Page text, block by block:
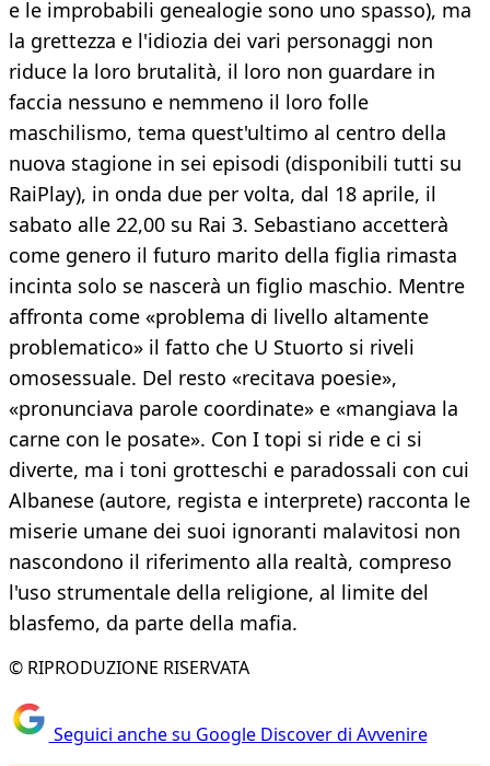
e le improbabili genealogie sono uno spasso), ma
la grettezza e l'idiozia dei vari personaggi non
riduce la loro brutalità, il loro non guardare in
faccia nessuno e nemmeno il loro folle
maschilismo, tema quest'ultimo al centro della
nuova stagione in sei episodi (disponibili tutti su
RaiPlay), in onda due per volta, dal 18 aprile, il
sabato alle 22,00 su Rai 3. Sebastiano accetterà
come genero il futuro marito della figlia rimasta
incinta solo se nascerà un figlio maschio. Mentre
affronta come «problema di livello altamente
problematico» il fatto che U Stuorto si riveli
omosessuale. Del resto «recitava poesie»,
«pronunciava parole coordinate» e «mangiava la
carne con le posate». Con I topi si ride e ci si
diverte, ma i toni grotteschi e paradossali con cui
Albanese (autore, regista e interprete) racconta le
miserie umane dei suoi ignoranti malavitosi non
nascondono il riferimento alla realtà, compreso
l'uso strumentale della religione, al limite del
blasfemo, da parte della mafia.
© RIPRODUZIONE RISERVATA
Seguici anche su Google Discover di Avvenire